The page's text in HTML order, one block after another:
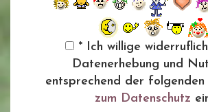
* Ich willige
Datenerhebung und
entsprechend der folgenden
zum Datenschutz